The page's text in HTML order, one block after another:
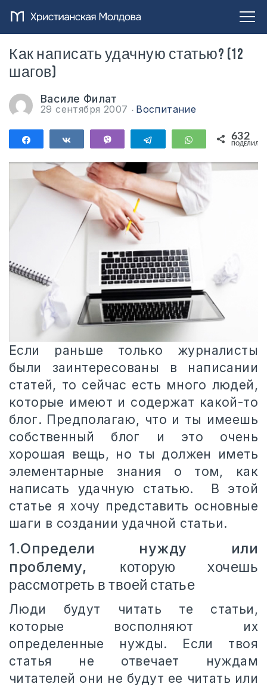
Как написать удачную статью? (12
шагов)
Василе Филат
29 сентября 2007 Воспитание
ПоделитьсяПоделиться Telegram WhatsApp
632
Если раньше только журналисты
были заинтересованы в написании
статей, то сейчас есть много людей,
которые имеют и содержат какой-то
блог. Предполагаю, что и ты имеешь
собственный блог и это очень
хорошая вещь, но ты должен иметь
элементарные знания о том, как
написать удачную статью. В этой
статье я хочу представить основные
шаги в создании удачной статьи.
1.Определи нужду или
проблему, которую хочешь
рассмотреть в твоей статье
Люди будут читать те статьи,
которые восполняют их
определенные нужды. Если твоя
статья не отвечает нуждам
читателей они не будут ее читать или